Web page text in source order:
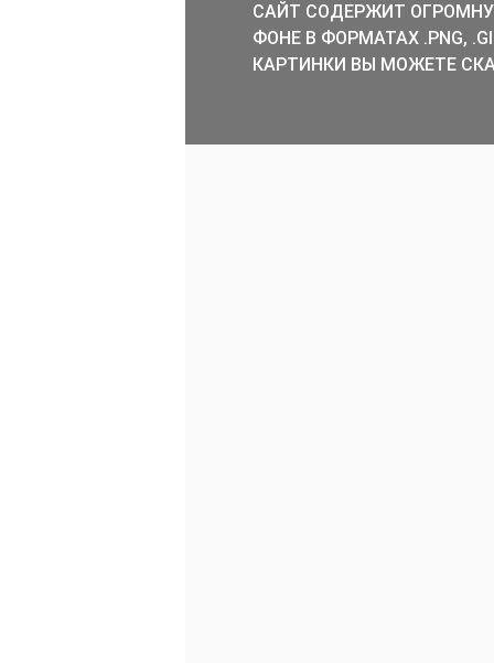
САЙТ СОДЕРЖИТ
ФОНЕ В ФОРМАТАХ .PNG,
КАРТИНКИ ВЫ МОЖЕТЕ